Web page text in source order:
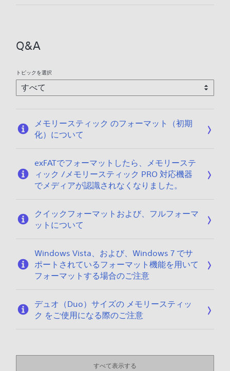
/
0
Q&A
トピックを選択
メモリースティック のフォーマット（初期
化）について
exFATでフォーマットしたら、メモリーステ
ィック /メモリースティック PRO 対応機器
でメディアが認識されなくなりました。
クイックフォーマットおよび、フルフォーマ
ットについて
Windows Vista、および、Windows 7 でサ
ポートされているフォーマット機能を用いて
フォーマットする場合のご注意
デュオ（Duo）サイズの メモリースティッ
ク をご使用になる際のご注意
すべて表示する